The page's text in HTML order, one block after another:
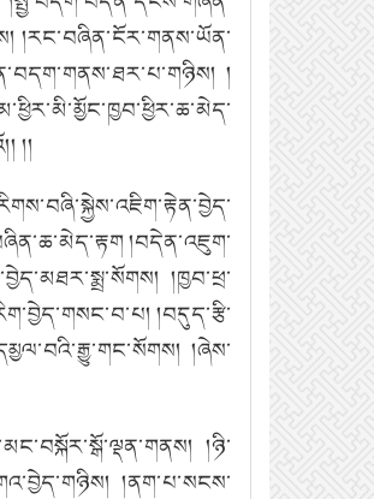
།རང་བཞིན་ངོར་གནས་ཡོན་
།
།།
།བདེན་འཇུག་
།ཁྱབ་ཕྲ་
།བདུད་རྩི་
།ཞེས་
།ཉི་
།ནག་པ་སངས་